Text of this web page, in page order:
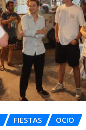
FIESTAS OCIO